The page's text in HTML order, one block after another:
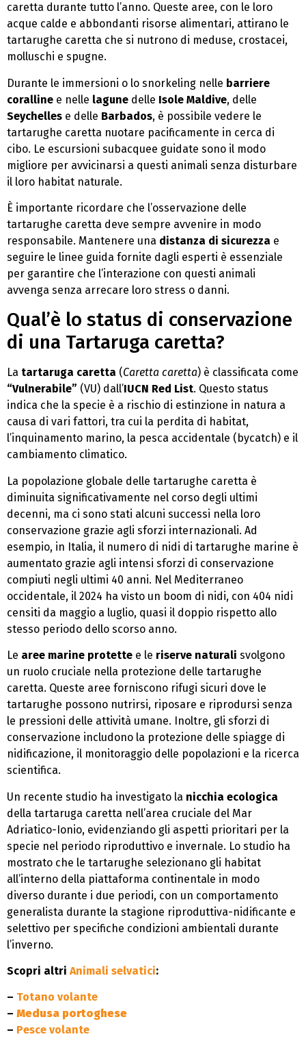
caretta durante tutto l’anno. Queste aree, con le loro
acque calde e abbondanti risorse alimentari, attirano le
tartarughe caretta che si nutrono di meduse, crostacei,
molluschi e spugne.
Durante le immersioni o lo snorkeling nelle barriere
coralline e nelle lagune delle Isole Maldive, delle
Seychelles e delle Barbados, è possibile vedere le
tartarughe caretta nuotare pacificamente in cerca di
cibo. Le escursioni subacquee guidate sono il modo
migliore per avvicinarsi a questi animali senza disturbare
il loro habitat naturale.
È importante ricordare che l’osservazione delle
tartarughe caretta deve sempre avvenire in modo
responsabile. Mantenere una distanza di sicurezza e
seguire le linee guida fornite dagli esperti è essenziale
per garantire che l’interazione con questi animali
avvenga senza arrecare loro stress o danni.
Qual’è lo status di conservazione
di una Tartaruga caretta?
La tartaruga caretta (Caretta caretta) è classificata come
“Vulnerabile” (VU) dall’IUCN Red List. Questo status
indica che la specie è a rischio di estinzione in natura a
causa di vari fattori, tra cui la perdita di habitat,
l’inquinamento marino, la pesca accidentale (bycatch) e il
cambiamento climatico.
La popolazione globale delle tartarughe caretta è
diminuita significativamente nel corso degli ultimi
decenni, ma ci sono stati alcuni successi nella loro
conservazione grazie agli sforzi internazionali. Ad
esempio, in Italia, il numero di nidi di tartarughe marine è
aumentato grazie agli intensi sforzi di conservazione
compiuti negli ultimi 40 anni. Nel Mediterraneo
occidentale, il 2024 ha visto un boom di nidi, con 404 nidi
censiti da maggio a luglio, quasi il doppio rispetto allo
stesso periodo dello scorso anno.
Le aree marine protette e le riserve naturali svolgono
un ruolo cruciale nella protezione delle tartarughe
caretta. Queste aree forniscono rifugi sicuri dove le
tartarughe possono nutrirsi, riposare e riprodursi senza
le pressioni delle attività umane. Inoltre, gli sforzi di
conservazione includono la protezione delle spiagge di
nidificazione, il monitoraggio delle popolazioni e la ricerca
scientifica.
Un recente studio ha investigato la nicchia ecologica
della tartaruga caretta nell’area cruciale del Mar
Adriatico-Ionio, evidenziando gli aspetti prioritari per la
specie nel periodo riproduttivo e invernale. Lo studio ha
mostrato che le tartarughe selezionano gli habitat
all’interno della piattaforma continentale in modo
diverso durante i due periodi, con un comportamento
generalista durante la stagione riproduttiva-nidificante e
selettivo per specifiche condizioni ambientali durante
l’inverno.
Scopri altri Animali selvatici:
– Totano volante
– Medusa portoghese
– Pesce volante